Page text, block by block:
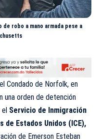
de robo a mano armada pese a
Condado de Norfolk, en
una orden de detención
el Servicio de Inmigración
de Estados Unidos (ICE),
de Emerson Esteban